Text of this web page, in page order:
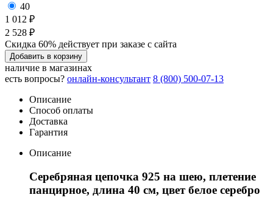
40
1 012 ₽
2 528 ₽
Скидка 60% действует при заказе с сайта
Добавить в корзину
наличие в магазинах
есть вопросы? онлайн-консультант 8 (800) 500-07-13
Описание
Способ оплаты
Доставка
Гарантия
Описание
Серебряная цепочка 925 на шею, плетение
панцирное, длина 40 см, цвет белое серебро